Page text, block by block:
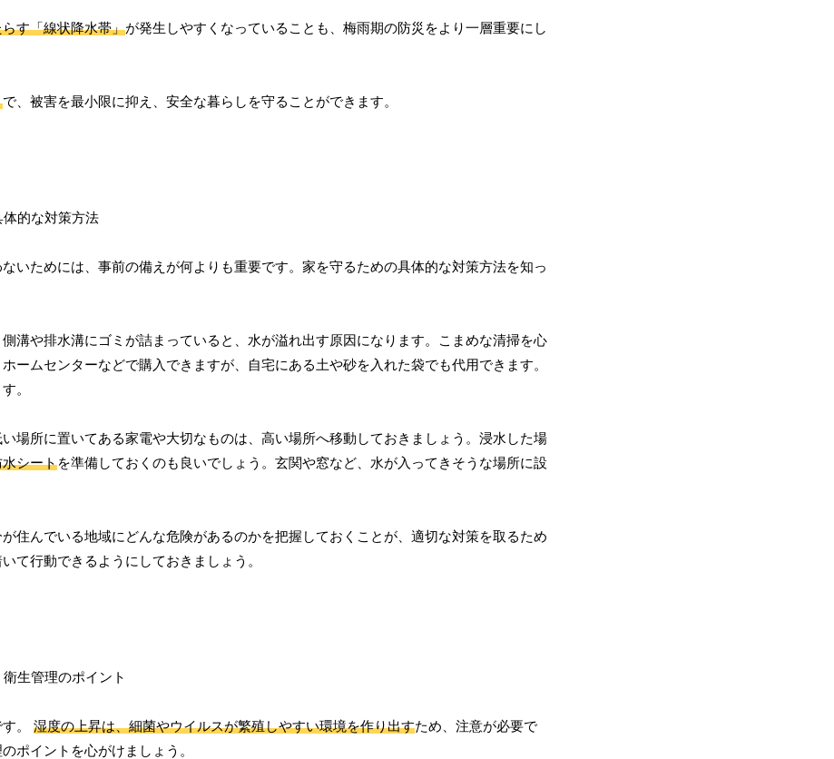
す「線状降水帯」が発生しやすくなっていることも、梅雨期の防災をより一層重要にし
で、被害を最小限に抑え、安全な暮らしを守ることができます。
いためには、事前の備えが何よりも重要です。家を守るための具体的な対策方法を知っ
側溝や排水溝にゴミが詰まっていると、水が溢れ出す原因になります。こまめな清掃を心
ームセンターなどで購入できますが、自宅にある土や砂を入れた袋でも代用できます。
。
場所に置いてある家電や大切なものは、高い場所へ移動しておきましょう。浸水した場
シートを準備しておくのも良いでしょう。玄関や窓など、水が入ってきそうな場所に設
住んでいる地域にどんな危険があるのかを把握しておくことが、適切な対策を取るため
て行動できるようにしておきましょう。
。 湿度の上昇は、細菌やウイルスが繁殖しやすい環境を作り出すため、注意が必要で
ポイントを心がけましょう。